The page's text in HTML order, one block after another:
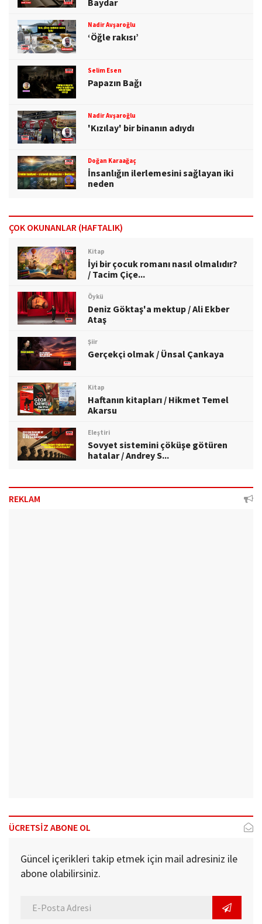
Baydar
Nadir Avşaroğlu
‘Öğle rakısı’
Selim Esen
Papazın Bağı
Nadir Avşaroğlu
'Kızılay' bir binanın adıydı
Doğan Karaağaç
İnsanlığın ilerlemesini sağlayan iki
neden
ÇOK OKUNANLAR (HAFTALIK)
Kitap
İyi bir çocuk romanı nasıl olmalıdır?
/ Tacim Çiçe...
Öykü
Deniz Göktaş'a mektup / Ali Ekber
Ataş
Şiir
Gerçekçi olmak / Ünsal Çankaya
Kitap
Haftanın kitapları / Hikmet Temel
Akarsu
Eleştiri
Sovyet sistemini çöküşe götüren
hatalar / Andrey S...
REKLAM
ÜCRETSİZ ABONE OL
Güncel içerikleri takip etmek için mail adresiniz ile
abone olabilirsiniz.